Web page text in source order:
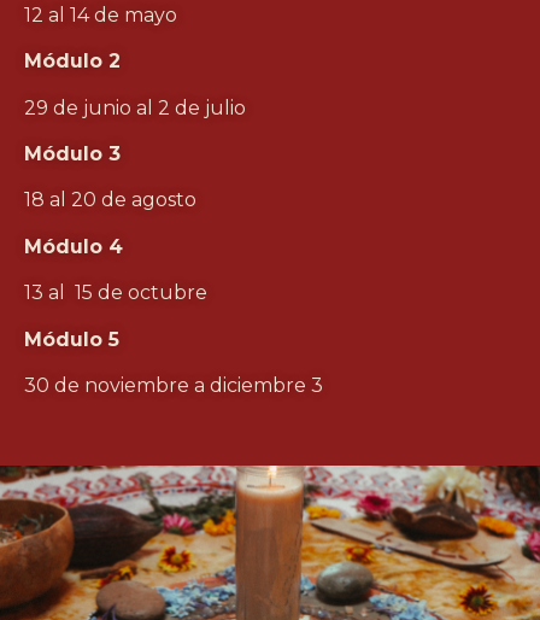
12 al 14 de mayo
Módulo 2
29 de junio al 2 de julio
Módulo 3
18 al 20 de agosto
Módulo 4
13 al 15 de octubre
Módulo 5
30 de noviembre a diciembre 3